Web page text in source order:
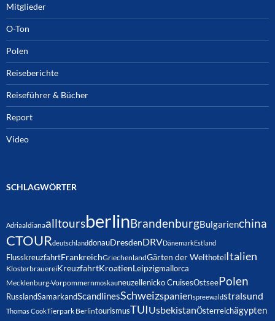
Mitglieder
O-Ton
Polen
Reiseberichte
Reiseführer & Bücher
Report
Video
SCHLAGWÖRTER
AdriaaldianaalltoursberlinBrandenburgBulgarienchina
CTOURdeutschlanddonauDresdenDRVDänemarkEstland
FlusskreuzfahrtFrankreichGriechenlandGärten der Welthotel Italien
KlosterbrauereiKreuzfahrtKroatienLeipzigmallorca
Mecklenburg-Vorpommernmoskauneuzellenicko CruisesOstseePolen
RusslandSamarkandScandlinesSchweizspanienspreewaldstralsund
Thomas CookTierpark BerlintourismusTUIUsbekistanÖsterreichägypten